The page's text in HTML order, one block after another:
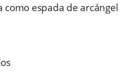
espada de arcángel